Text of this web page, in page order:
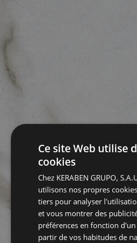
Ce site Web utilise
cookies
Chez KERABEN GRUPO,
utilisons nos propres
tiers pour analyser
et vous montrer des
préférences en fonction
partir de vos habitudes de